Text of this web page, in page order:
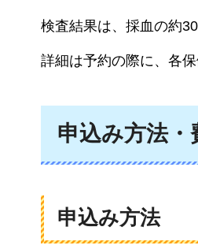
検査結果は、採血の約
詳細は予約の際に、各
申込み方法・
申込み方法